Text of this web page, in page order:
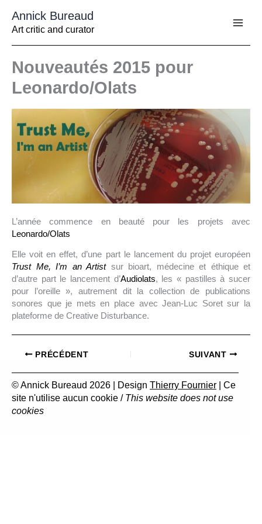
contenu
Annick Bureaud
Art critic and curator
Nouveautés 2015 pour
Leonardo/Olats
L’année commence en beauté pour les projets avec
Leonardo/Olats
Elle voit en effet, d’une part le lancement du projet européen
Trust Me, I’m an Artistsur bioart, médecine et éthique et
d’autre part le lancement d’Audiolats, les « pastilles à sucer
pour l’oreille », autrement dit la collection de publications
sonores que je mets en place avec Jean-Luc Soret sur la
plateforme de Creative Disturbance.
PRÉCÉDENT SUIVANT
© Annick Bureaud 2026 | Design Thierry Fournier | Ce
site n'utilise aucun cookie / This website does not use
cookies